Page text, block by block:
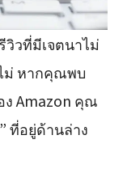
วที่มีเจตนาไม่
ม่ หากคุณพบ
Amazon คุณ
ที่อยู่ด้านล่าง